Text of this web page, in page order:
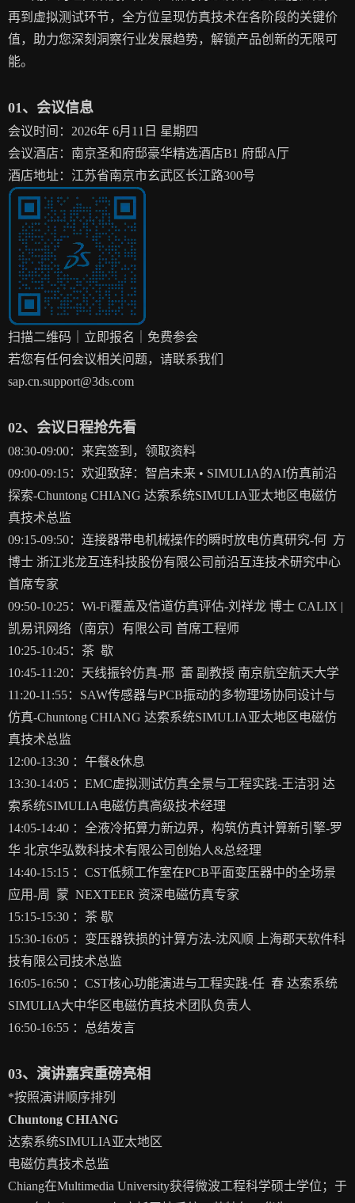
再到虚拟测试环节，全方位呈现仿真技术在各阶段的关键价
值，助力您深刻洞察行业发展趋势，解锁产品创新的无限可
能。
01、会议信息
会议时间：2026年 6月11日 星期四
会议酒店：南京圣和府邸豪华精选酒店B1 府邸A厅
酒店地址：江苏省南京市玄武区长江路300号
扫描二维码｜立即报名｜免费参会
若您有任何会议相关问题，请联系我们
sap.cn.support@3ds.com
02、会议日程抢先看
08:30-09:00： 来宾签到，领取资料
09:00-09:15： 欢迎致辞：智启未来 • SIMULIA的AI仿真前沿
探索-Chuntong CHIANG 达索系统SIMULIA亚太地区电磁仿
真技术总监
09:15-09:50： 连接器带电机械操作的瞬时放电仿真研究-何 方
博士 浙江兆龙互连科技股份有限公司前沿互连技术研究中心
首席专家
09:50-10:25： Wi-Fi覆盖及信道仿真评估-刘祥龙 博士 CALIX |
凯易讯网络（南京）有限公司 首席工程师
10:25-10:45： 茶 歇
10:45-11:20：天线振铃仿真-邢 蕾 副教授 南京航空航天大学
11:20-11:55： SAW传感器与PCB振动的多物理场协同设计与
仿真-Chuntong CHIANG 达索系统SIMULIA亚太地区电磁仿
真技术总监
12:00-13:30 ： 午餐&休息
13:30-14:05 ： EMC虚拟测试仿真全景与工程实践-王洁羽 达
索系统SIMULIA电磁仿真高级技术经理
14:05-14:40 ： 全液冷拓算力新边界，构筑仿真计算新引擎-罗
华 北京华弘数科技术有限公司创始人&总经理
14:40-15:15 ： CST低频工作室在PCB平面变压器中的全场景
应用-周 蒙 NEXTEER 资深电磁仿真专家
15:15-15:30 ： 茶 歇
15:30-16:05 ： 变压器铁损的计算方法-沈风顺 上海郡天软件科
技有限公司技术总监
16:05-16:50 ： CST核心功能演进与工程实践-任 春 达索系统
SIMULIA大中华区电磁仿真技术团队负责人
16:50-16:55 ： 总结发言
03、演讲嘉宾重磅亮相
*按照演讲顺序排列
Chuntong CHIANG
达索系统SIMULIA亚太地区
电磁仿真技术总监
Chiang在Multimedia University获得微波工程科学硕士学位；于